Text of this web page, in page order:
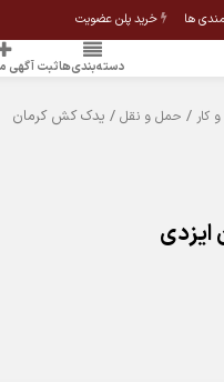
ها خرید پلن عضویت
دسته‌بندی‌هاثبت آگهی
کار / حمل و نقل / یدک کش کرمان